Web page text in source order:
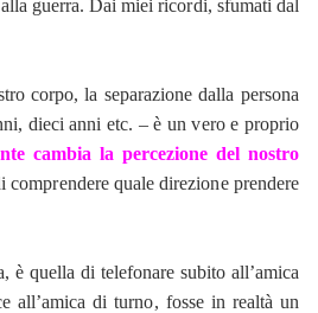
guerra. Dai miei ricordi, sfumati dal
corpo, la separazione dalla persona
dieci anni etc. – è un vero e proprio
cambia la percezione del nostro
quale direzione prendere
è quella di telefonare subito all’amica
all’amica di turno, fosse in realtà un